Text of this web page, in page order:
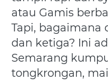
atau Gamis
Tapi, bagaimana
dan ketiga? Ini
Semarang
tongkrongan,